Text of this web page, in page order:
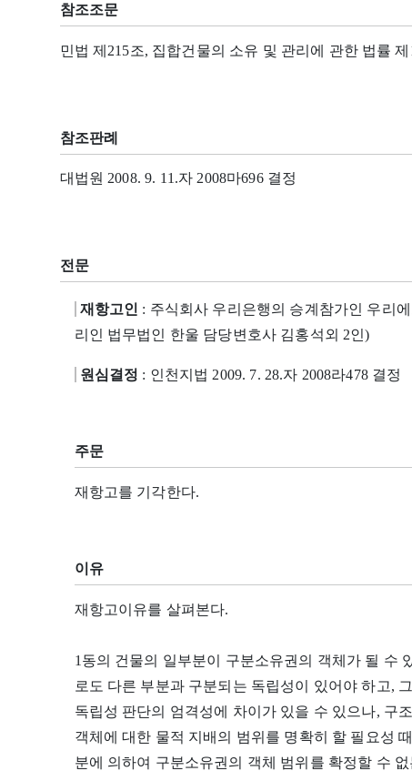
참조조문
민법 제215조, 집합건물의 소유 및 관리에 관한 법률 제
참조판례
대법원 2008. 9. 11.자 2008마696 결정
전문
재항고인 : 주식회사 우리은행의 승계참가인 우리
리인 법무법인 한울 담당변호사 김홍석외 2인)
원심결정 : 인천지법 2009. 7. 28.자 2008라478 결정
주문
재항고를 기각한다.
이유
재항고이유를 살펴본다.
1동의 건물의 일부분이 구분소유권의 객체가 될 수
로도 다른 부분과 구분되는 독립성이 있어야 하고,
독립성 판단의 엄격성에 차이가 있을 수 있으나, 구
객체에 대한 물적 지배의 범위를 명확히 할 필요성
분에 의하여 구분소유권의 객체 범위를 확정할 수